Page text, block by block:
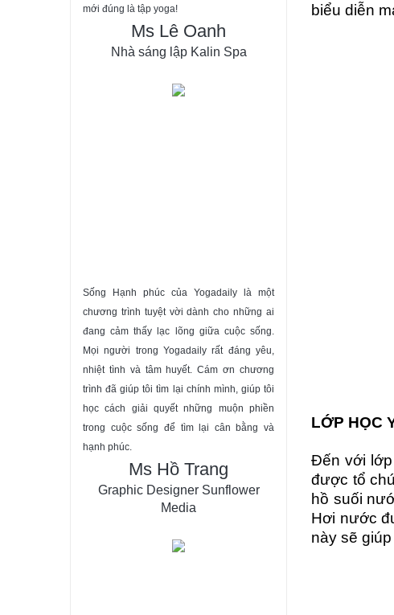
mới đúng là tập yoga!
Ms Lê Oanh
Nhà sáng lập Kalin Spa
Sống Hạnh phúc của Yogadaily là một
chương trình tuyệt vời dành cho những ai
đang cảm thấy lạc lõng giữa cuộc sống.
Mọi người trong Yogadaily rất đáng yêu,
nhiệt tình và tâm huyết. Cám ơn chương
trình đã giúp tôi tìm lại chính mình, giúp tôi
học cách giải quyết những muộn phiền
trong cuộc sống để tìm lại cân bằng và
hạnh phúc.
Ms Hồ Trang
Graphic Designer Sunflower
Media
biểu diễn
LỚP HỌC
Đến với
được tổ
hồ suối
Hơi nước
này sẽ